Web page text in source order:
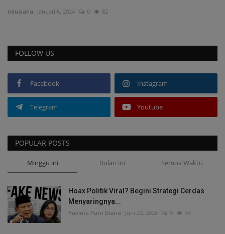
Cerita Anak
Reportase
Galleri
Audiobook
edusiana Januari 6, 2024 0 82
FOLLOW US
Facebook Instagram
Telegram Youtube
POPULAR POSTS
Minggu ini Bulan ini Semua Waktu
Hoax Politik Viral? Begini Strategi Cerdas
Menyaringnya...
Yuvinta Putri Diana Juni 29, 2026 0 34